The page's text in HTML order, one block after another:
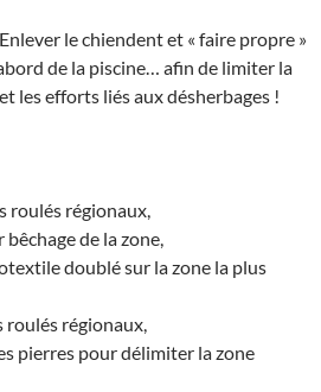
le chiendent et « faire propre »
de la piscine… afin de limiter la
les efforts liés aux désherbages !
roulés régionaux,
de la zone,
doublé sur la zone la plus
roulés régionaux,
pierres pour délimiter la zone